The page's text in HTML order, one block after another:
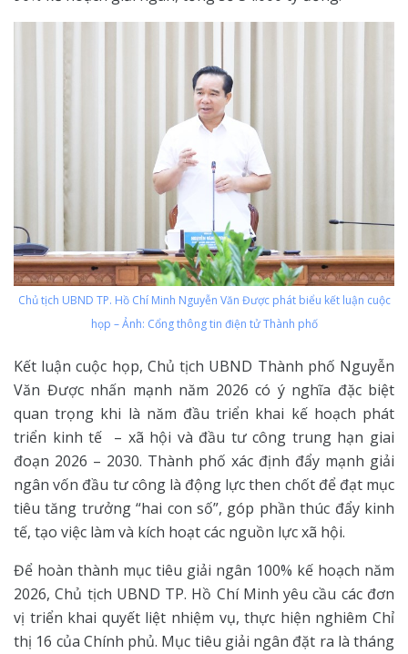
Chủ tịch UBND TP. Hồ Chí Minh Nguyễn Văn Được phát biểu kết luận cuộc
họp – Ảnh: Cổng thông tin điện tử Thành phố
Kết luận cuộc họp, Chủ tịch UBND Thành phố Nguyễn
Văn Được nhấn mạnh năm 2026 có ý nghĩa đặc biệt
quan trọng khi là năm đầu triển khai kế hoạch phát
triển kinh tế – xã hội và đầu tư công trung hạn giai
đoạn 2026 – 2030. Thành phố xác định đẩy mạnh giải
ngân vốn đầu tư công là động lực then chốt để đạt mục
tiêu tăng trưởng “hai con số”, góp phần thúc đẩy kinh
tế, tạo việc làm và kích hoạt các nguồn lực xã hội.
Để hoàn thành mục tiêu giải ngân 100% kế hoạch năm
2026, Chủ tịch UBND TP. Hồ Chí Minh yêu cầu các đơn
vị triển khai quyết liệt nhiệm vụ, thực hiện nghiêm Chỉ
thị 16 của Chính phủ. Mục tiêu giải ngân đặt ra là tháng